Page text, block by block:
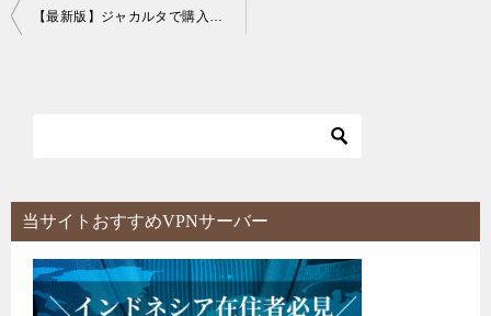
投
シ
ョ
【最新版】ジャカルタで購入できるインドネシア産ビール銘柄まとめ！
当サイトおすすめVPNサーバー